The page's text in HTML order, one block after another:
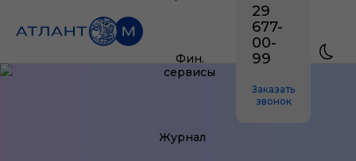
Фин.
сервисы
Журнал
29
677-
00-
99
Заказать
звонок